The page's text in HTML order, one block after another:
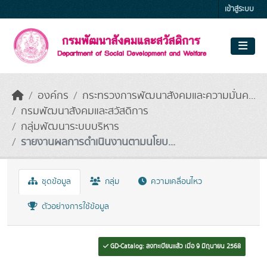
เข้าสู่ระบบ
องค์กร
กระทรวงการพัฒนาสังคมและความมั่นค...
กรมพัฒนาสังคมและสวัสดิการ
กลุ่มพัฒนาระบบบริหาร
รายงานผลการดำเนินงานตามนโยบ...
ชุดข้อมูล กลุ่ม ความเคลื่อนไหว
ตัวอย่างการใช้ข้อมูล
GD-Catalog: ลงทะเบียนแล้ว เมื่อ 9 มิถุนายน 2568